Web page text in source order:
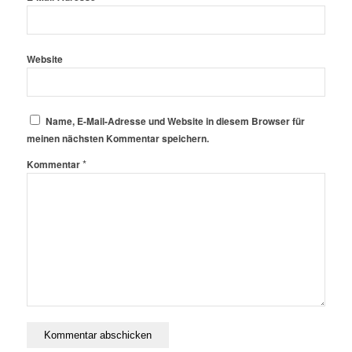
Website
Name, E-Mail-Adresse und Website in diesem Browser für
meinen nächsten Kommentar speichern.
Kommentar*